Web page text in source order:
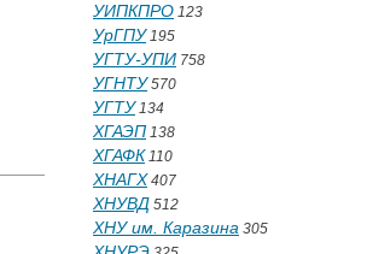
УИПКПРО 123
УрГПУ195
УГТУ-УПИ 758
УГНТУ570
УГТУ134
ХГАЭП 138
ХГАФК 110
ХНАГХ 407
ХНУВД 512
ХНУ им. Каразина 305